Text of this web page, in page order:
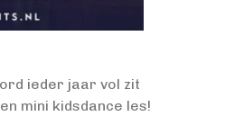
ieder jaar vol zit
mini kidsdance les!